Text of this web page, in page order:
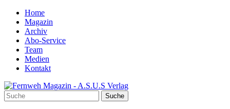
Home
Magazin
Archiv
Abo-Service
Team
Medien
Kontakt